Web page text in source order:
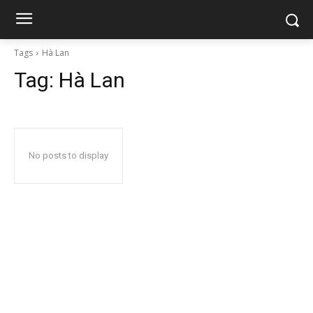
Tags Hà Lan
Tag: Hà Lan
No posts to display